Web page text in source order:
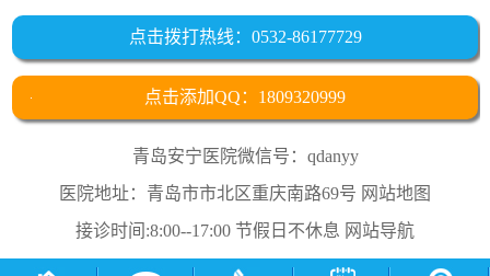
点击拨打热线：0532-86177729
点击添加QQ：1809320999
青岛安宁医院微信号：qdanyy
医院地址：青岛市市北区重庆南路69号 网站地图
接诊时间:8:00--17:00 节假日不休息 网站导航